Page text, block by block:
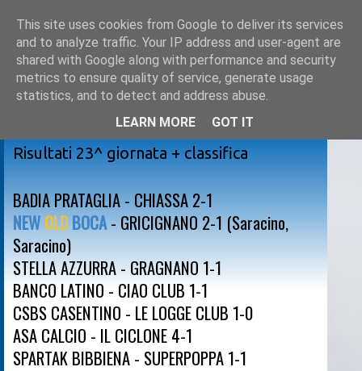
Risultati 23^ giornata + classifica
BADIA PRATAGLIA - CHIASSA 2-1
NEWOLDBOCA- GRICIGNANO 2-1 (Saracino,
Saracino)
STELLA AZZURRA - GRAGNANO 1-1
BANCO LATINO - CIAO CLUB 1-1
CSBS CASENTINO - LE LOGGE CLUB 1-0
ASA CALCIO - IL CICLONE 4-1
SPARTAK BIBBIENA - SUPERPOPPA 1-1
This site uses cookies from Google to deliver its services
and to analyze traffic. Your IP address and user-agent are
shared with Google along with performance and security
metrics to ensure quality of service, generate usage
statistics, and to detect and address abuse.
LEARN MORE
GOT IT